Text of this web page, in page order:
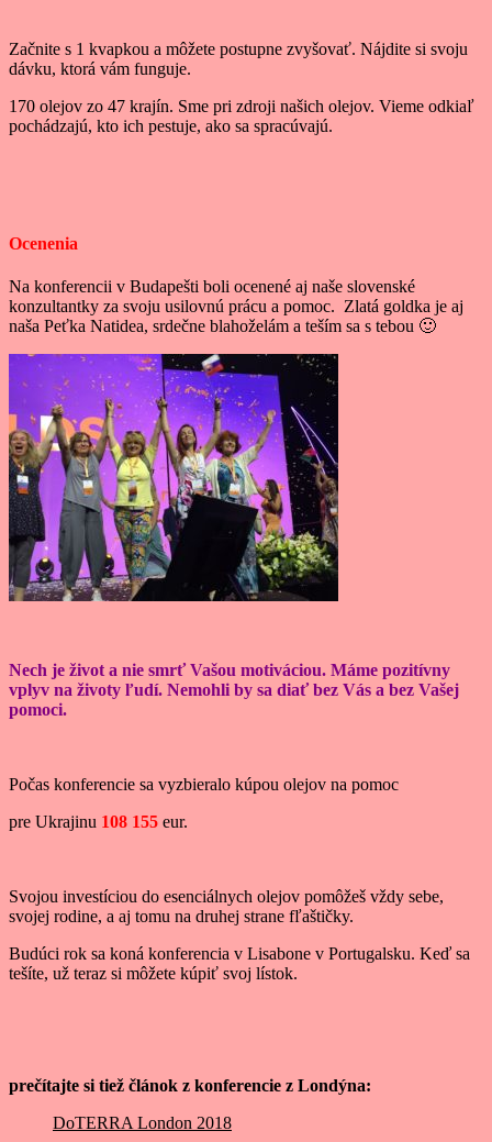
Začnite s 1 kvapkou a môžete postupne zvyšovať. Nájdite si svoju
dávku, ktorá vám funguje.
170 olejov zo 47 krajín. Sme pri zdroji našich olejov. Vieme odkiaľ
pochádzajú, kto ich pestuje, ako sa spracúvajú.
Ocenenia
Na konferencii v Budapešti boli ocenené aj naše slovenské
konzultantky za svoju usilovnú prácu a pomoc. Zlatá goldka je aj
naša Peťka Natidea, srdečne blahoželám a teším sa s tebou 🙂
Nech je život a nie smrť Vašou motiváciou. Máme pozitívny
vplyv na životy ľudí. Nemohli by sa diať bez Vás a bez Vašej
pomoci.
Počas konferencie sa vyzbieralo kúpou olejov na pomoc
pre Ukrajinu 108 155 eur.
Svojou investíciou do esenciálnych olejov pomôžeš vždy sebe,
svojej rodine, a aj tomu na druhej strane fľaštičky.
Budúci rok sa koná konferencia v Lisabone v Portugalsku. Keď sa
tešíte, už teraz si môžete kúpiť svoj lístok.
prečítajte si tiež článok z konferencie z Londýna:
DoTERRA London 2018